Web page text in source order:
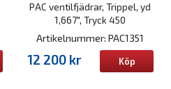
PAC ventilfjädrar, Trippel, yd
1,667", Tryck 450
Artikelnummer: PAC1351
12 200 kr Köp